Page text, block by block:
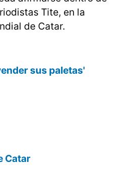
Tite, en la
de Catar.
sus paletas'
Catar